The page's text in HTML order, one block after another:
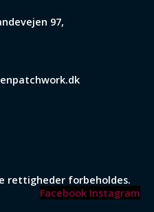
97,
rettigheder forbeholdes.
Facebook Instagram